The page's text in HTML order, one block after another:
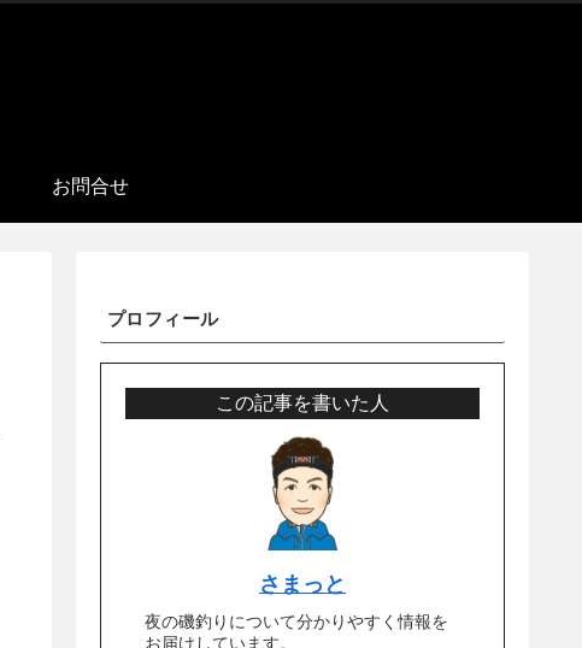
お問合せ
プロフィール
この記事を書いた人
さまっと
夜の磯釣りについて分かりやすく情報を
お届けしています。